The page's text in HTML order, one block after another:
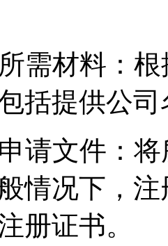
材料：根
括提供公
文件：将
情况下，
册证书。